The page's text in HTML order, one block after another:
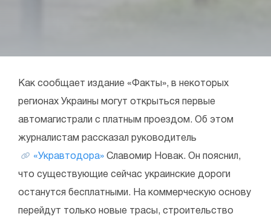
Как сообщает издание «Факты», в некоторых
регионах Украины могут открыться первые
автомагистрали с платным проездом. Об этом
журналистам рассказал руководитель
«Укравтодора» Славомир Новак. Он пояснил,
что существующие сейчас украинские дороги
останутся бесплатными. На коммерческую основу
перейдут только новые трасы, строительство